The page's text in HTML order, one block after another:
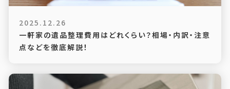
2025.12.26
一軒家の遺品整理費用はどれくらい？相場・内訳・注意
点などを徹底解説！